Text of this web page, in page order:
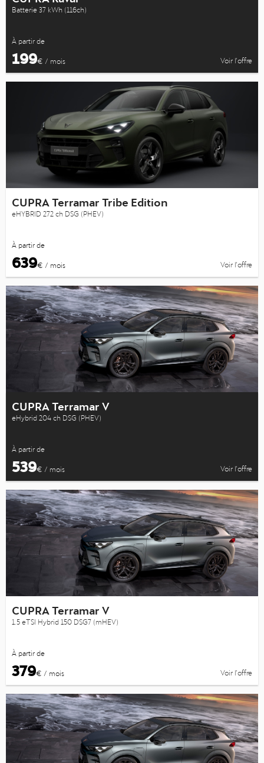
Batterie 37 kWh (116ch)
À partir de
199€ / mois Voir l’offre
CUPRA Terramar Tribe Edition
eHYBRID 272 ch DSG (PHEV)
À partir de
639€ / mois Voir l’offre
CUPRA Terramar V
eHybrid 204 ch DSG (PHEV)
À partir de
539€ / mois Voir l’offre
CUPRA Terramar V
1.5 eTSI Hybrid 150 DSG7 (mHEV)
À partir de
379€ / mois Voir l’offre